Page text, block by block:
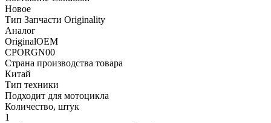
Новое
Тип Запчасти Originality
Аналог
OriginalOEM
CPORGN00
Страна производства товара
Китай
Тип техники
Подходит для мотоцикла
Количество, штук
1